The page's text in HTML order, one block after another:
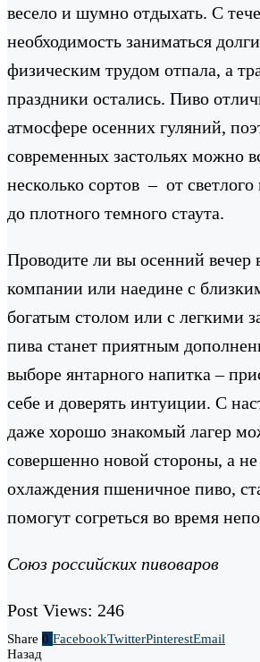
весело и шумно отдыхать. С
необходимость заниматься
физическим трудом отпала, а
праздники остались. Пиво
атмосфере осенних гуляний,
современных застольях можно
несколько сортов – от
до плотного темного стаута.
Проводите ли вы осенний
компании или наедине с
богатым столом или с легкими
пива станет приятным
выборе янтарного напитка –
себе и доверять интуиции. С
даже хорошо знакомый лагер
совершенно новой стороны, а
охлаждения пшеничное пиво,
помогут согреться во время
Союз российских пивоваров
Post Views: 246
Share 0 FacebookTwitterPinterestEmail
Назад